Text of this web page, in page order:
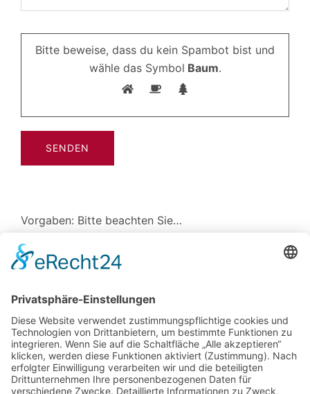
Bitte beweise, dass du kein Spambot bist und
wähle das Symbol Baum.
Vorgaben: Bitte beachten Sie…